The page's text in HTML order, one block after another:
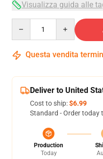
Visualizza guida alle
Questa vendita
Deliver to United
Cost to ship:$6.99
Standard - Order today
Production
Today